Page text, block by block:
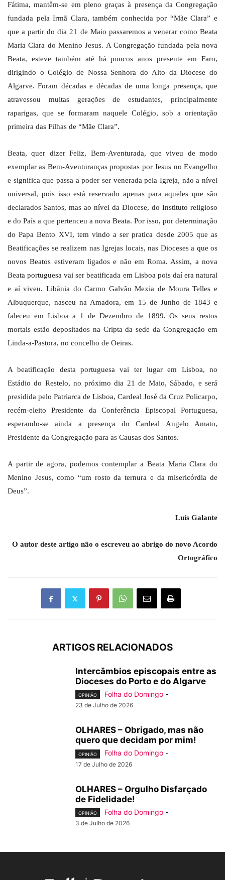
Fátima, mantêm-se em pleno graças à presença da Congregação
fundada pela Irmã Clara, também conhecida por “Mãe Clara” e
que a partir do dia 21 de Maio passaremos a venerar como Beata
Maria Clara do Menino Jesus. A Congregação fundada pela nova
Beata, esteve também até há poucos anos presente em Faro,
dirigindo o Colégio de Nossa Senhora do Alto da Diocese do
Algarve. Foram décadas e décadas de uma longa presença, que
atravessou muitas gerações de estudantes, principalmente
raparigas, que se formaram naquele Colégio, sob a orientação
primeira das Filhas de “Mãe Clara”.
Beata, quer dizer Feliz, Bem-Aventurada, que viveu de modo
exemplar as Bem-Aventuranças propostas por Jesus no Evangelho
e significa que passa a poder ser venerada pela Igreja, não a nível
universal, pois isso está reservado apenas para aqueles que são
declarados Santos, mas ao nível da Diocese, do Instituto religioso
e do País a que pertenceu a nova Beata. Por isso, por determinação
do Papa Bento XVI, tem vindo a ser pratica desde 2005 que as
Beatificações se realizem nas Igrejas locais, nas Dioceses a que os
novos Beatos estiveram ligados e não em Roma. Assim, a nova
Beata portuguesa vai ser beatificada em Lisboa pois daí era natural
e aí viveu. Libânia do Carmo Galvão Mexia de Moura Telles e
Albuquerque, nasceu na Amadora, em 15 de Junho de 1843 e
faleceu em Lisboa a 1 de Dezembro de 1899. Os seus restos
mortais estão depositados na Cripta da sede da Congregação em
Linda-a-Pastora, no concelho de Oeiras.
A beatificação desta portuguesa vai ter lugar em Lisboa, no
Estádio do Restelo, no próximo dia 21 de Maio, Sábado, e será
presidida pelo Patriarca de Lisboa, Cardeal José da Cruz Policarpo,
recém-eleito Presidente da Conferência Episcopal Portuguesa,
esperando-se ainda a presença do Cardeal Angelo Amato,
Presidente da Congregação para as Causas dos Santos.
A partir de agora, podemos contemplar a Beata Maria Clara do
Menino Jesus, como “um rosto da ternura e da misericórdia de
Deus”.
Luís Galante
O autor deste artigo não o escreveu ao abrigo do novo Acordo
Ortográfico
ARTIGOS RELACIONADOS
Intercâmbios episcopais entre as
Dioceses do Porto e do Algarve
OPINIÃO Folha do Domingo -
23 de Julho de 2026
OLHARES – Obrigado, mas não
quero que decidam por mim!
OPINIÃO Folha do Domingo -
17 de Julho de 2026
OLHARES – Orgulho Disfarçado
de Fidelidade!
OPINIÃO Folha do Domingo -
3 de Julho de 2026